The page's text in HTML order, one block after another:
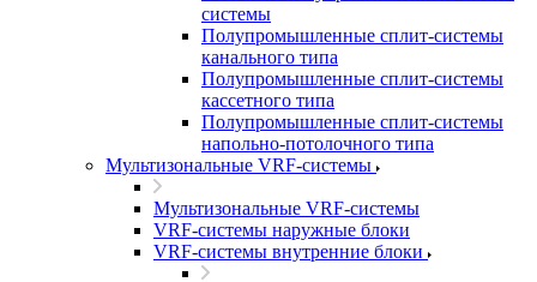
системы
Полупромышленные сплит-системы
канального типа
Полупромышленные сплит-системы
кассетного типа
Полупромышленные сплит-системы
напольно-потолочного типа
Мультизональные VRF-системы
Мультизональные VRF-системы
VRF-системы наружные блоки
VRF-системы внутренние блоки